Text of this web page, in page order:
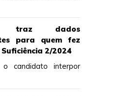
traz dados
para quem fez
Suficiência 2/2024
candidato interpor